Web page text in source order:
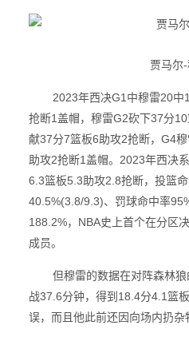
贾马尔
2023年西决G1中穆雷20中
抢断1盖帽，穆雷G2砍下37分
献37分7篮板6助攻2抢断，G4
助攻2抢断1盖帽。2023年西决
6.3篮板5.3助攻2.8抢断，投篮
40.5%(3.8/9.3)、罚球命中率
188.2%，NBA史上首个在分区
成员。
但穆雷的数据在对阵森林狼
战37.6分钟，得到18.4分4.1篮
误，而且他此前还因向场内扔杂